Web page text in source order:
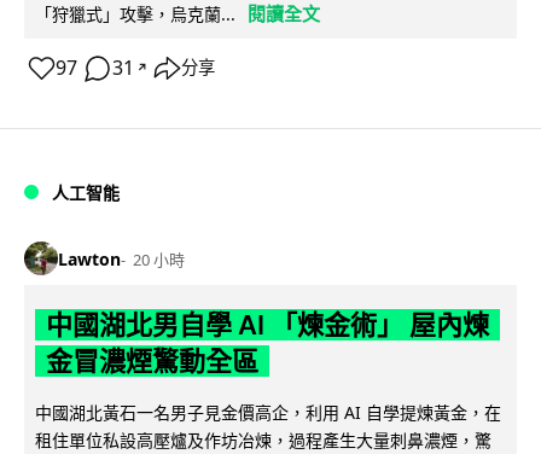
「狩獵式」攻擊，烏克蘭...
閱讀全文
97 31 ↗ 分享
人工智能
Lawton 20 小時
中國湖北男自學 AI 「煉金術」 屋內煉
金冒濃煙驚動全區
中國湖北黃石一名男子見金價高企，利用 AI 自學提煉黃金，在
租住單位私設高壓爐及作坊冶煉，過程產生大量刺鼻濃煙，驚